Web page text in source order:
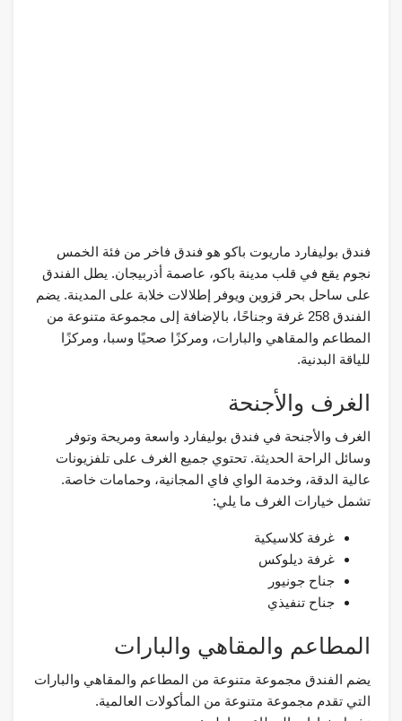
فندق بوليفارد ماريوت باكو هو فندق فاخر من فئة الخمس
نجوم يقع في قلب مدينة باكو، عاصمة أذربيجان. يطل الفندق
على ساحل بحر قزوين ويوفر إطلالات خلابة على المدينة. يضم
الفندق 258 غرفة وجناحًا، بالإضافة إلى مجموعة متنوعة من
المطاعم والمقاهي والبارات، ومركزًا صحيًا وسبا، ومركزًا
للياقة البدنية.
الغرف والأجنحة
الغرف والأجنحة في فندق بوليفارد واسعة ومريحة وتوفر
وسائل الراحة الحديثة. تحتوي جميع الغرف على تلفزيونات
عالية الدقة، وخدمة الواي فاي المجانية، وحمامات خاصة.
تشمل خيارات الغرف ما يلي:
غرفة كلاسيكية
غرفة ديلوكس
جناح جونيور
جناح تنفيذي
المطاعم والمقاهي والبارات
يضم الفندق مجموعة متنوعة من المطاعم والمقاهي والبارات
التي تقدم مجموعة متنوعة من المأكولات العالمية.